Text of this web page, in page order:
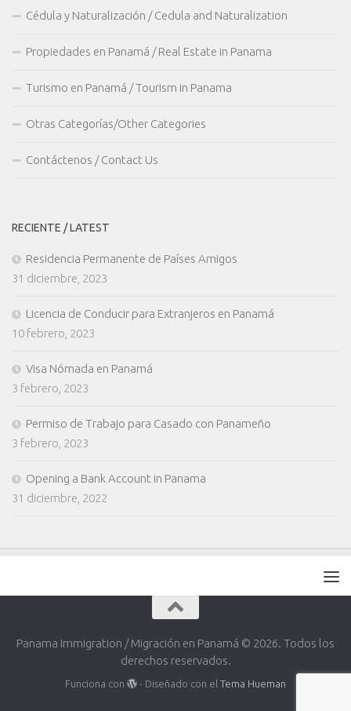
Cédula y Naturalización / Cedula and Naturalization
Propiedades en Panamá / Real Estate in Panama
Turismo en Panamá / Tourism in Panama
Otras Categorías/Other Categories
Contáctenos / Contact Us
RECIENTE / LATEST
Residencia Permanente de Países Amigos
31 diciembre, 2023
Licencia de Conducir para Extranjeros en Panamá
10 febrero, 2023
Visa Nómada en Panamá
3 febrero, 2023
Permiso de Trabajo para Casado con Panameño
3 febrero, 2023
Opening a Bank Account in Panama
31 diciembre, 2022
Panama Immigration / Migración en Panamá © 2026. Todos los
derechos reservados.
Funciona con - Diseñado con elTema Hueman